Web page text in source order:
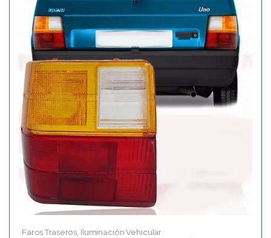
Faros Traseros Iluminación Vehicular